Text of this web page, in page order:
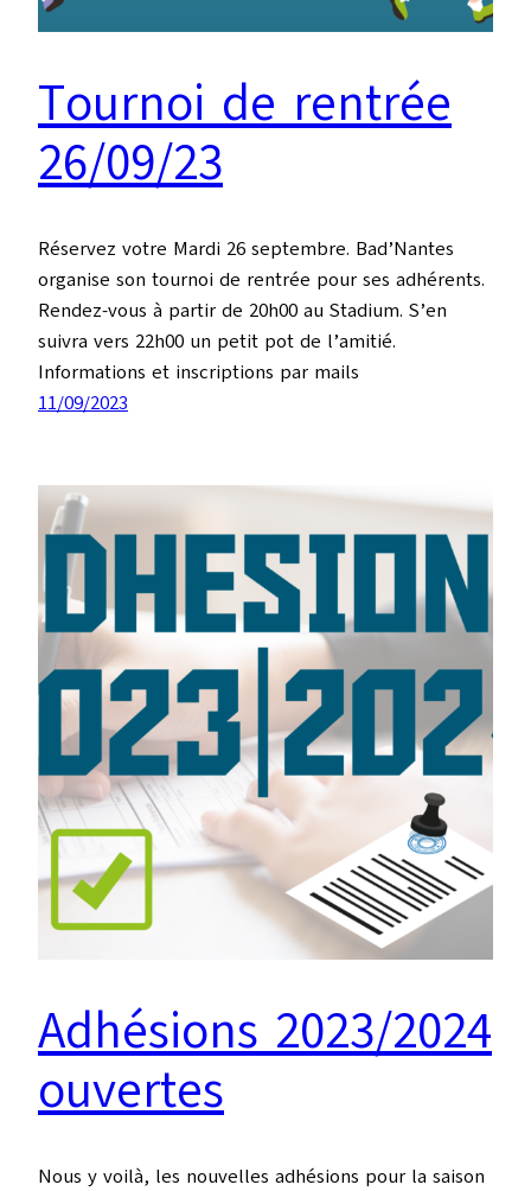
Tournoi de rentrée
26/09/23
Réservez votre Mardi 26 septembre. Bad’Nantes
organise son tournoi de rentrée pour ses adhérents.
Rendez-vous à partir de 20h00 au Stadium. S’en
suivra vers 22h00 un petit pot de l’amitié.
Informations et inscriptions par mails
11/09/2023
Adhésions 2023/2024
ouvertes
Nous y voilà, les nouvelles adhésions pour la saison